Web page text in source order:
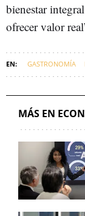
bienestar
ofrecer valor
GASTRONOMÍA
MÁS EN